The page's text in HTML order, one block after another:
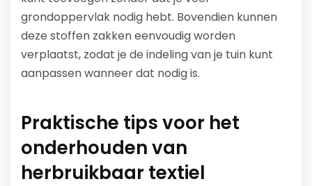
grondoppervlak nodig hebt. Bovendien kunnen
deze stoffen zakken eenvoudig worden
verplaatst, zodat je de indeling van je tuin kunt
aanpassen wanneer dat nodig is.
Praktische tips voor het
onderhouden van
herbruikbaar textiel